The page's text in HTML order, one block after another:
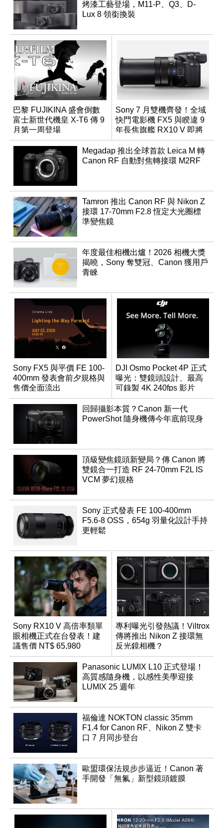
烤漆工藝登場，M11-P、Q3、D-
Lux 8 領銜換裝
巴黎 FUJIKINA 盛會倒數
富士新世代機皇 X-T6 傳 9
月第一周登場
Sony 7 月雙機齊發！全域
快門電影機 FX5 與睽違 9
年長焦旗艦 RX10 V 即將
登場
Megadap 推出全球首款 Leica M 轉
Canon RF 自動對焦轉接環 M2RF
Tamron 推出 Canon RF 與 Nikon Z
接環 17-70mm F2.8 恆定大光圈標
準變焦鏡
年度最佳相機出爐！2026 相機大獎
揭曉，Sony 奪雙冠、Canon 獲用戶
青睞
Sony FX5 與平價 FE 100-
400mm 發表會前夕規格與
售價全面流出
DJI Osmo Pocket 4P 正式
曝光：雙鏡頭設計、最高
可錄製 4K 240fps 影片
回歸攝影本質？Canon 新一代
PowerShot 隨身機傳今年底前現身
頂級變焦鏡頭新變局？傳 Canon 將
雙鏡合一打造 RF 24-70mm F2L IS
VCM 夢幻規格
Sony 正式發表 FE 100-400mm
F5.6-8 OSS，654g 羽量化設計手持
更輕鬆
Sony RX10 V 高倍率類單
眼相機正式在台發表！建
議售價 NT$ 65,980
專利曝光引發熱議！Viltrox
傳將推出 Nikon Z 接環無
反光鏡相機？
Panasonic LUMIX L10 正式登場！
高質感隨身機，以感性美學迎接
LUMIX 25 週年
福倫達 NOKTON classic 35mm
F1.4 for Canon RF、Nikon Z 雙卡
口 7 月同步登台
歐盟環保法規步步逼近！Canon 著
手開發「無氟」新型鏡頭鍍膜